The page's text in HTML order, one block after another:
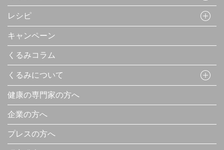
レシピ
キャンペーン
くるみコラム
くるみについて
健康の専門家の方へ
企業の方へ
プレスの方へ